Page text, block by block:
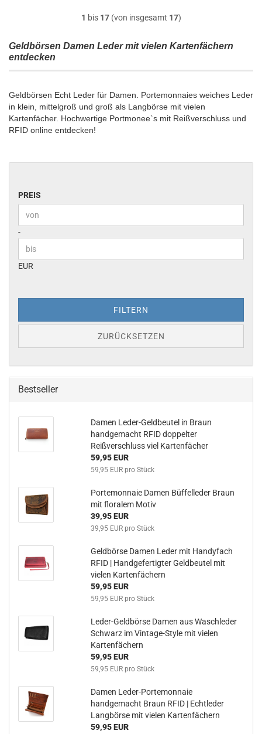
1 bis 17(von insgesamt 17)
Geldbörsen Damen Leder mit vielen Kartenfächern
entdecken
Geldbörsen Echt Leder für Damen. Portemonnaies weiches Leder
in klein, mittelgroß und groß als Langbörse mit vielen
Kartenfächer. Hochwertige Portmonee`s mit Reißverschluss und
RFID online entdecken!
PREIS
PREIS
Preis bis
-
EUR
FILTERN
ZURÜCKSETZEN
Bestseller
Damen Leder-Geldbeutel in Braun
handgemacht RFID doppelter
Reißverschluss viel Kartenfächer
59,95 EUR
59,95 EUR pro Stück
Portemonnaie Damen Büffelleder Braun
mit floralem Motiv
39,95 EUR
39,95 EUR pro Stück
Geldbörse Damen Leder mit Handyfach
RFID | Handgefertigter Geldbeutel mit
vielen Kartenfächern
59,95 EUR
59,95 EUR pro Stück
Leder-Geldbörse Damen aus Waschleder
Schwarz im Vintage-Style mit vielen
Kartenfächern
59,95 EUR
59,95 EUR pro Stück
Damen Leder-Portemonnaie
handgemacht Braun RFID | Echtleder
Langbörse mit vielen Kartenfächern
59,95 EUR